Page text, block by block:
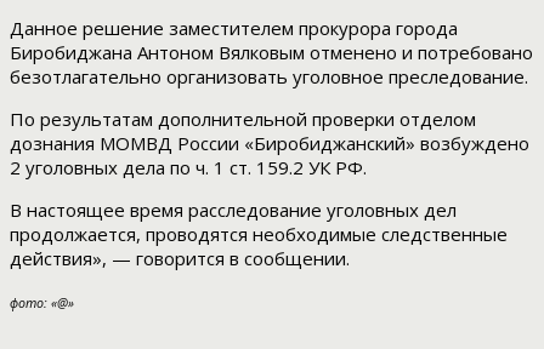
Данное решение заместителем прокурора города
Биробиджана Антоном Вялковым отменено и потребовано
безотлагательно организовать уголовное преследование.
По результатам дополнительной проверки отделом
дознания МОМВД России «Биробиджанский» возбуждено
2 уголовных дела по ч. 1 ст. 159.2 УК РФ.
В настоящее время расследование уголовных дел
продолжается, проводятся необходимые следственные
действия», — говорится в сообщении.
фото: «@»